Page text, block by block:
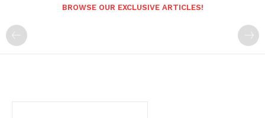
BROWSE OUR EXCLUSIVE ARTICLES!